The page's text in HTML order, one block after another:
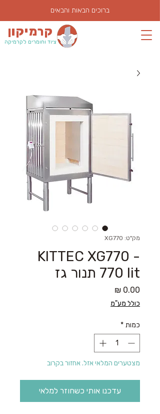
ברוכים הבאות והבאים
קרמיקון
ציוד וחומרים לקרמיקה
מק"ט: XG770
KITTEC XG770 -
770 lit תנור גז
כולל מע"מ
כמות *
מצטערים המלאי אזל. אחזור בקרוב
עדכנו אותי כשחוזר למלאי